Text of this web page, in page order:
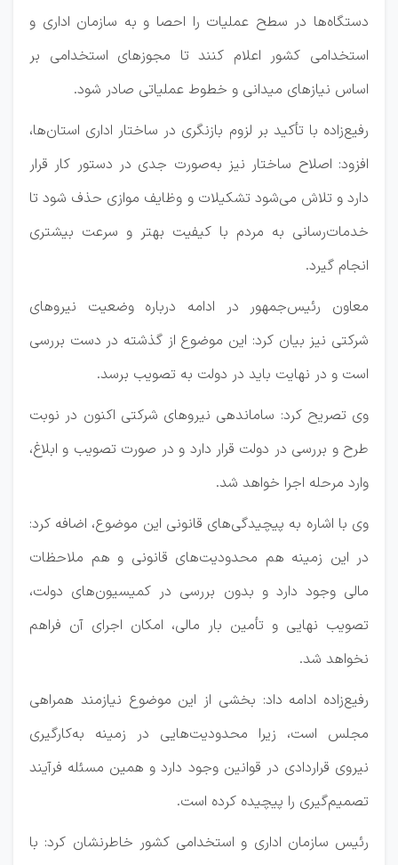
دستگاه‌ها در سطح عملیات را احصا و به سازمان اداری و
استخدامی کشور اعلام کنند تا مجوزهای استخدامی بر
اساس نیازهای میدانی و خطوط عملیاتی صادر شود.
رفیع‌زاده با تأکید بر لزوم بازنگری در ساختار اداری استان‌ها،
افزود: اصلاح ساختار نیز به‌صورت جدی در دستور کار قرار
دارد و تلاش می‌شود تشکیلات و وظایف موازی حذف شود تا
خدمات‌رسانی به مردم با کیفیت بهتر و سرعت بیشتری
انجام گیرد.
معاون رئیس‌جمهور در ادامه درباره وضعیت نیروهای
شرکتی نیز بیان کرد: این موضوع از گذشته در دست بررسی
است و در نهایت باید در دولت به تصویب برسد.
وی تصریح کرد: ساماندهی نیروهای شرکتی اکنون در نوبت
طرح و بررسی در دولت قرار دارد و در صورت تصویب و ابلاغ،
وارد مرحله اجرا خواهد شد.
وی با اشاره به پیچیدگی‌های قانونی این موضوع، اضافه کرد:
در این زمینه هم محدودیت‌های قانونی و هم ملاحظات
مالی وجود دارد و بدون بررسی در کمیسیون‌های دولت،
تصویب نهایی و تأمین بار مالی، امکان اجرای آن فراهم
نخواهد شد.
رفیع‌زاده ادامه داد: بخشی از این موضوع نیازمند همراهی
مجلس است، زیرا محدودیت‌هایی در زمینه به‌کارگیری
نیروی قراردادی در قوانین وجود دارد و همین مسئله فرآیند
تصمیم‌گیری را پیچیده کرده است.
رئیس سازمان اداری و استخدامی کشور خاطرنشان کرد: با